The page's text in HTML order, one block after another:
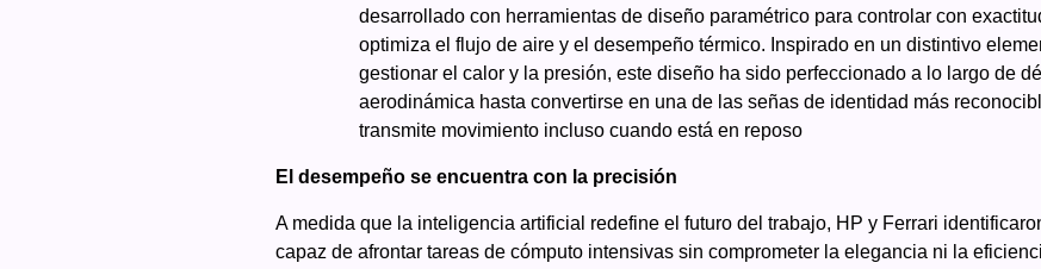
desarrollado con herramientas de diseño paramétrico para controlar con
optimiza el flujo de aire y el desempeño térmico. Inspirado en un distintivo
gestionar el calor y la presión, este diseño ha sido perfeccionado a lo largo de
aerodinámica hasta convertirse en una de las señas de identidad más
transmite movimiento incluso cuando está en reposo
El desempeño se encuentra con la precisión
A medida que la inteligencia artificial redefine el futuro del trabajo, HP y Ferrari
capaz de afrontar tareas de cómputo intensivas sin comprometer la elegancia ni la